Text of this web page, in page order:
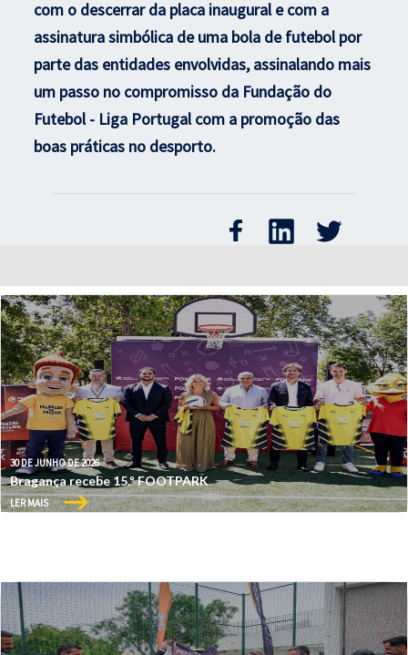
com o descerrar da placa inaugural e com a
assinatura simbólica de uma bola de futebol por
parte das entidades envolvidas, assinalando mais
um passo no compromisso da Fundação do
Futebol - Liga Portugal com a promoção das
boas práticas no desporto.
30 DE JUNHO DE 2026
Bragança recebe 15.º FOOTPARK
LER MAIS